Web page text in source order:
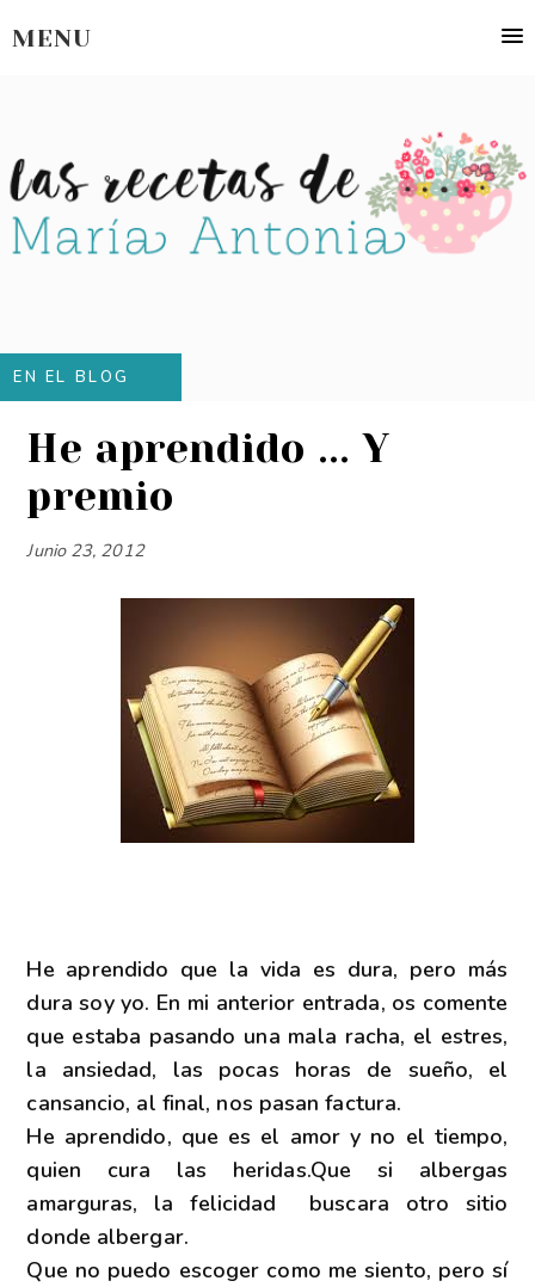
MENU
EN EL BLOG
He aprendido ... Y
premio
Junio 23, 2012
He aprendido que la vida es dura, pero más
dura soy yo. En mi anterior entrada, os comente
que estaba pasando una mala racha, el estres,
la ansiedad, las pocas horas de sueño, el
cansancio, al final, nos pasan factura.
He aprendido, que es el amor y no el tiempo,
quien cura las heridas.Que si albergas
amarguras, la felicidad buscara otro sitio
donde albergar.
Que no puedo escoger como me siento, pero sí